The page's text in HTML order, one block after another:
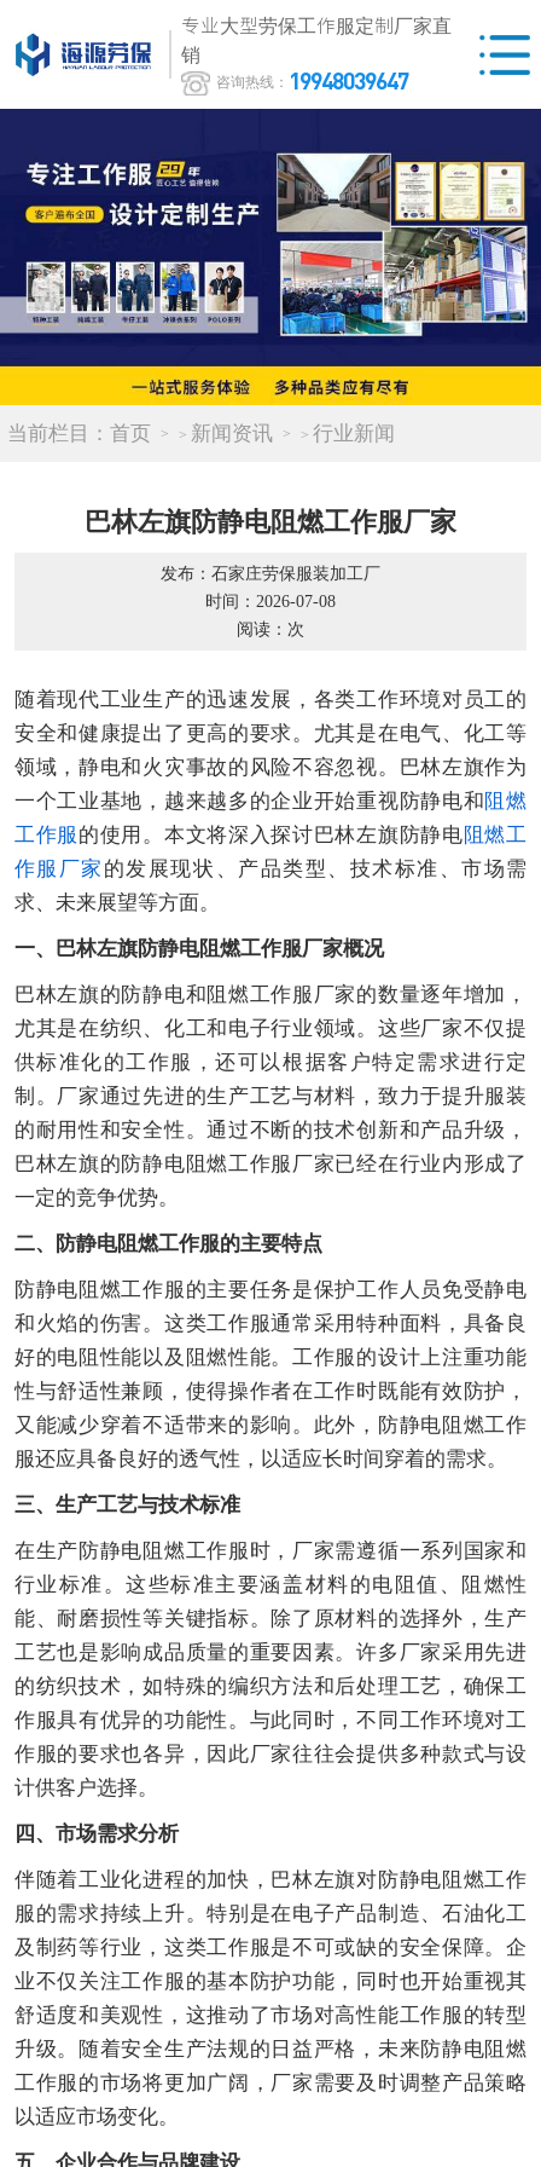
专业大型劳保工作服定制厂家直
销
咨询热线： 19948039647
当前栏目： 首页 > 新闻资讯 > 行业新闻
巴林左旗防静电阻燃工作服厂家
发布：石家庄劳保服装加工厂
时间：2026-07-08
阅读： 次
随着现代工业生产的迅速发展，各类工作环境对员工的
安全和健康提出了更高的要求。尤其是在电气、化工等
领域，静电和火灾事故的风险不容忽视。巴林左旗作为
一个工业基地，越来越多的企业开始重视防静电和 阻燃
工作服 的使用。本文将深入探讨巴林左旗防静电 阻燃工
作服厂家 的发展现状、产品类型、技术标准、市场需
求、未来展望等方面。
一、巴林左旗防静电阻燃工作服厂家概况
巴林左旗的防静电和阻燃工作服厂家的数量逐年增加，
尤其是在纺织、化工和电子行业领域。这些厂家不仅提
供标准化的工作服，还可以根据客户特定需求进行定
制。厂家通过先进的生产工艺与材料，致力于提升服装
的耐用性和安全性。通过不断的技术创新和产品升级，
巴林左旗的防静电阻燃工作服厂家已经在行业内形成了
一定的竞争优势。
二、防静电阻燃工作服的主要特点
防静电阻燃工作服的主要任务是保护工作人员免受静电
和火焰的伤害。这类工作服通常采用特种面料，具备良
好的电阻性能以及阻燃性能。工作服的设计上注重功能
性与舒适性兼顾，使得操作者在工作时既能有效防护，
又能减少穿着不适带来的影响。此外，防静电阻燃工作
服还应具备良好的透气性，以适应长时间穿着的需求。
三、生产工艺与技术标准
在生产防静电阻燃工作服时，厂家需遵循一系列国家和
行业标准。这些标准主要涵盖材料的电阻值、阻燃性
能、耐磨损性等关键指标。除了原材料的选择外，生产
工艺也是影响成品质量的重要因素。许多厂家采用先进
的纺织技术，如特殊的编织方法和后处理工艺，确保工
作服具有优异的功能性。与此同时，不同工作环境对工
作服的要求也各异，因此厂家往往会提供多种款式与设
计供客户选择。
四、市场需求分析
伴随着工业化进程的加快，巴林左旗对防静电阻燃工作
服的需求持续上升。特别是在电子产品制造、石油化工
及制药等行业，这类工作服是不可或缺的安全保障。企
业不仅关注工作服的基本防护功能，同时也开始重视其
舒适度和美观性，这推动了市场对高性能工作服的转型
升级。随着安全生产法规的日益严格，未来防静电阻燃
工作服的市场将更加广阔，厂家需要及时调整产品策略
以适应市场变化。